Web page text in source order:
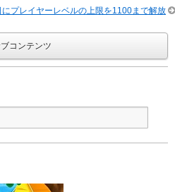
プレイヤーレベルの上限を1100まで解放
コンテンツ